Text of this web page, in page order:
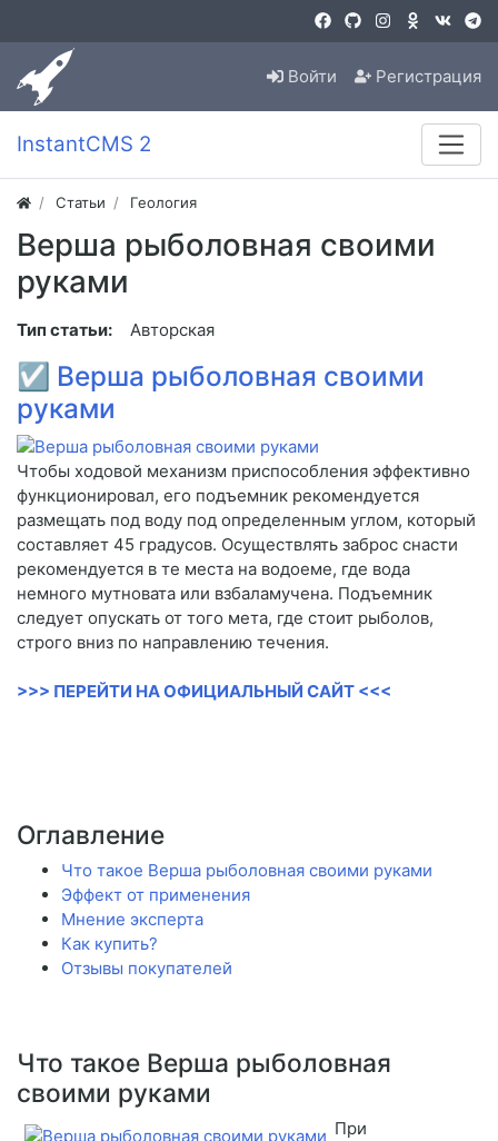
Войти Регистрация
InstantCMS 2
Статьи Геология
Верша рыболовная своими
руками
Тип статьи: Авторская
☑ Верша рыболовная своими
руками
Чтобы ходовой механизм приспособления эффективно
функционировал, его подъемник рекомендуется
размещать под воду под определенным углом, который
составляет 45 градусов. Осуществлять заброс снасти
рекомендуется в те места на водоеме, где вода
немного мутновата или взбаламучена. Подъемник
следует опускать от того мета, где стоит рыболов,
строго вниз по направлению течения.
>>> ПЕРЕЙТИ НА ОФИЦИАЛЬНЫЙ САЙТ <<<
Оглавление
Что такое Верша рыболовная своими руками
Эффект от применения
Мнение эксперта
Как купить?
Отзывы покупателей
Что такое Верша рыболовная
своими руками
При